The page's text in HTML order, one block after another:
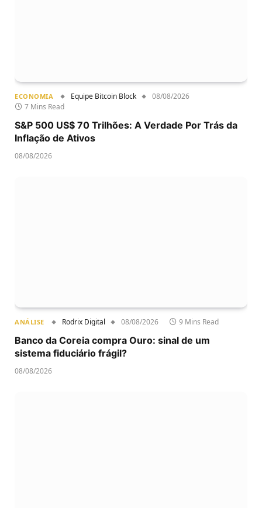
ECONOMIA Equipe Bitcoin Block
08/08/2026
7 Mins Read
S&P 500 US$ 70 Trilhões: A Verdade Por Trás da
Inflação de Ativos
08/08/2026
ANÁLISE Rodrix Digital 08/08/2026 9 Mins Read
Banco da Coreia compra Ouro: sinal de um
sistema fiduciário frágil?
08/08/2026